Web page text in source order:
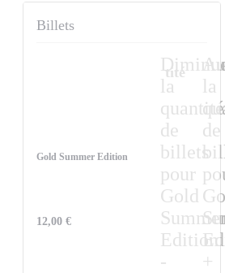
Billets
Gold Summer Edition
12,00 €
la
quantité
de
billets
pour
Gold
Edition
-
Quantité
la
de
+